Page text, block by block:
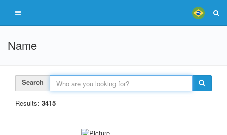
Name
Search
Results: 3415